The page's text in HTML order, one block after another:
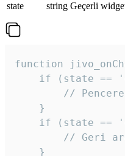
state
string Geçerli
function
if (state ==
//
    }
if (state ==
// Geri
    }